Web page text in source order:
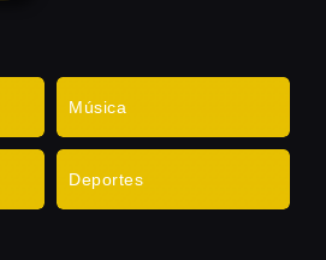
Música
Deportes